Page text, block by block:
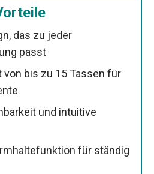
das zu jeder
passt
von bis zu 15 Tassen für
und intuitive
für ständig